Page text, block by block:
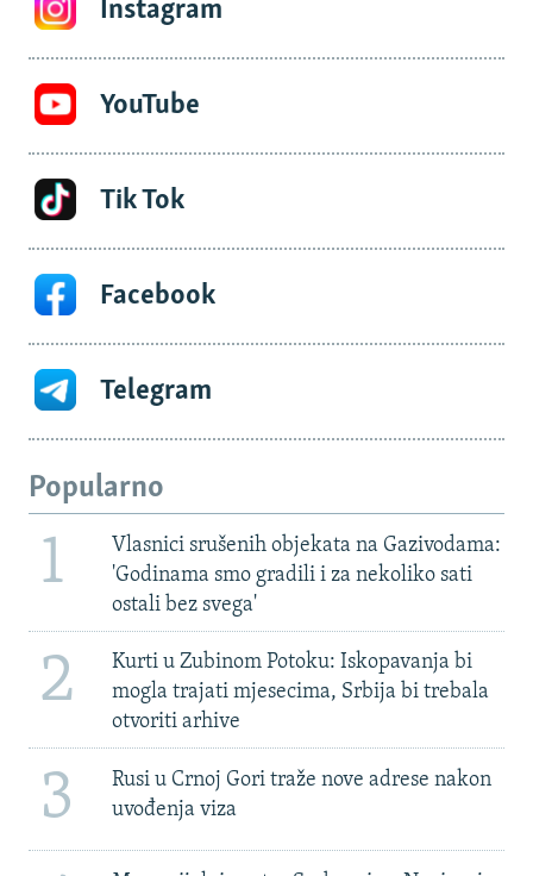
Instagram
YouTube
Tik Tok
Facebook
Telegram
Popularno
1
Vlasnici srušenih objekata na Gazivodama:
'Godinama smo gradili i za nekoliko sati
ostali bez svega'
2
Kurti u Zubinom Potoku: Iskopavanja bi
mogla trajati mjesecima, Srbija bi trebala
otvoriti arhive
3
Rusi u Crnoj Gori traže nove adrese nakon
uvođenja viza